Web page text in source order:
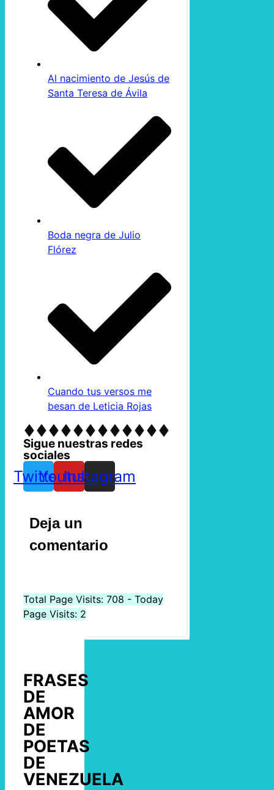
Al nacimiento de Jesús de
Santa Teresa de Ávila
Boda negra de Julio
Flórez
Cuando tus versos me
besan de Leticia Rojas
Sigue nuestras redes
sociales
TwitterYoutube
Instagram
Deja un
comentario
Total Page Visits: 708 - Today
Page Visits: 2
FRASES
DE
AMOR
DE
POETAS
DE
VENEZUELA